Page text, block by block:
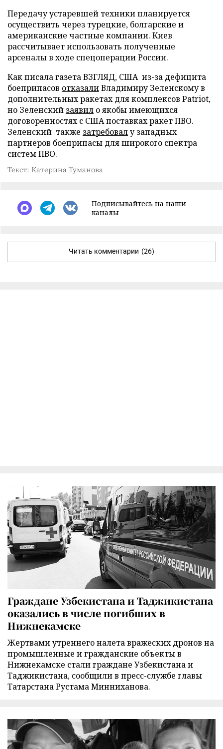
Передачу устаревшей техники планируется
осуществить через турецкие, болгарские и
американские частные компании. Киев
рассчитывает использовать полученные
арсеналы в ходе спецоперации России.
Как писала газета ВЗГЛЯД, США из-за дефицита
боеприпасов отказалиВладимиру Зеленскому в
дополнительных ракетах для комплексов Patriot,
но Зеленский заявил о якобы имеющихся
договоренностях с США поставках ракет ПВО.
Зеленский также затребовалу западных
партнеров боеприпасы для широкого спектра
систем ПВО.
Текст: Катерина Туманова
Подписывайтесь на наши
каналы
Читать комментарии (26)
Граждане Узбекистана и Таджикистана
оказались в числе погибших в
Нижнекамске
Жертвами утреннего налета вражеских дронов на
промышленные и гражданские объекты в
Нижнекамске стали граждане Узбекистана и
Таджикистана, сообщили в пресс-службе главы
Татарстана Рустама Минниханова.